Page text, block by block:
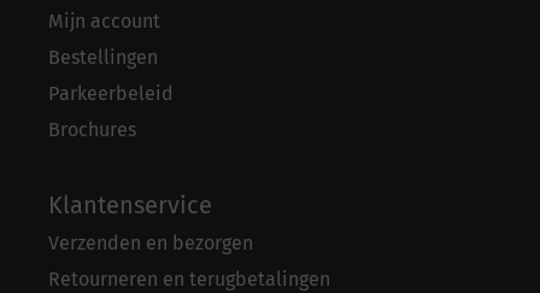
Mijn account
Bestellingen
Parkeerbeleid
Brochures
Klantenservice
Verzenden en bezorgen
Retourneren en terugbetalingen